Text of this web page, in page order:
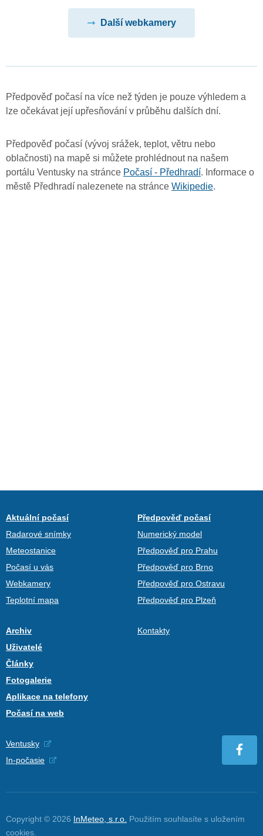
Další webkamery
Předpověď počasí na více než týden je pouze výhledem a
lze očekávat její upřesňování v průběhu dalších dní.
Předpověď počasí (vývoj srážek, teplot, větru nebo
oblačnosti) na mapě si můžete prohlédnout na našem
portálu Ventusky na stránce Počasí - Předhradí. Informace o
městě Předhradí nalezenete na stránce Wikipedie.
Aktuální počasí
Radarové snímky
Meteostanice
Počasí u vás
Webkamery
Teplotní mapa
Předpověď počasí
Numerický model
Předpověď pro Prahu
Předpověď pro Brno
Předpověď pro Ostravu
Předpověď pro Plzeň
Archiv
Uživatelé
Články
Fotogalerie
Aplikace na telefony
Počasí na web
Kontakty
Ventusky
In-počasie
Copyright © 2026 InMeteo, s.r.o. Použitím souhlasíte s uložením
cookies